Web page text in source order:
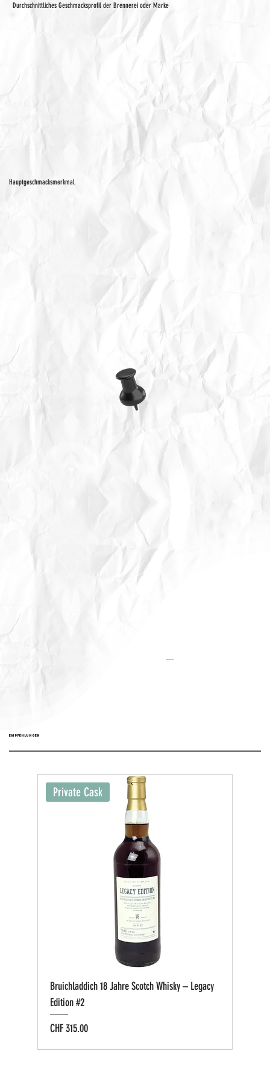
Durchschnittliches Geschmacksprofil der Brennerei oder Marke
Hauptgeschmacksmerkmal
Aktualisiert:
EMPFEHLUNGEN
Private Cask
Bruichladdich 18 Jahre Scotch Whisky – Legacy
Edition #2
Preis
CHF 315.00